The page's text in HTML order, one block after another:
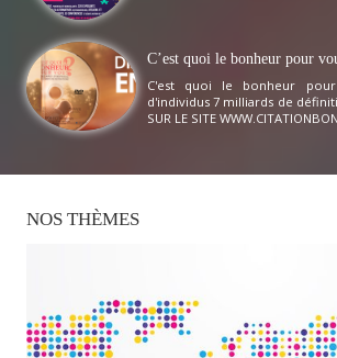
C’est quoi le bonheur pour
C'est quoi le bonheur
d'individus 7 milliards de
SUR LE SITE
NOS THÈMES